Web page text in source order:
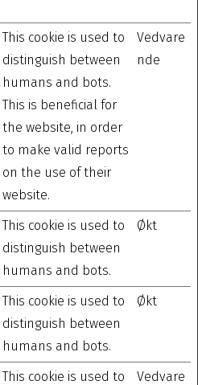
This cookie is used to
distinguish between
humans and bots.
This is beneficial for
the website, in order
to make valid reports
on the use of their
website.
Vedvare
nde
This cookie is used to
distinguish between
humans and bots.
Økt
This cookie is used to
distinguish between
humans and bots.
Økt
This cookie is used to
Vedvare